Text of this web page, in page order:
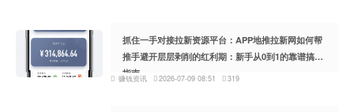
抓住一手对接拉新资源平台：APP地推拉新网如何帮
推手避开层层剥削的红利期：新手从0到1的靠谱搞钱
指南
赚钱资讯 2026-07-09 08:51 319